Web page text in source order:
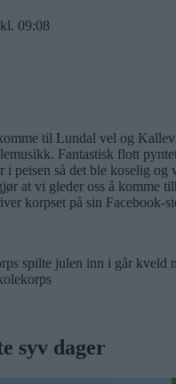
09:08
til Lundal vel og
Fantastisk flott
i peisen så det ble koselig og
at vi gleder oss å komme
korpset på sin Facebook-
spilte julen inn i går kveld
syv dager